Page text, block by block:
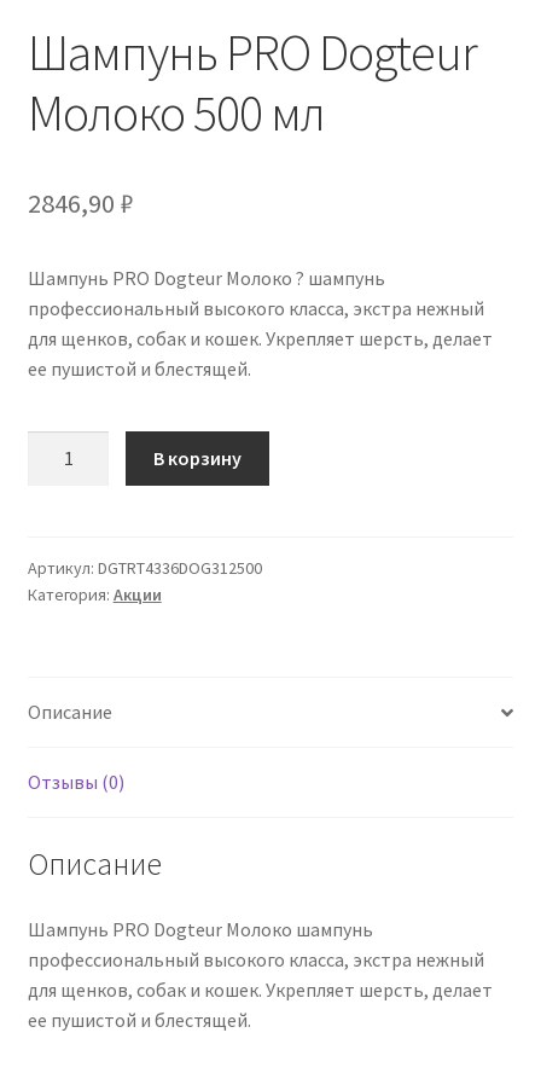
Шампунь PRO Dogteur
Молоко 500 мл
2846,90 ₽
Шампунь PRO Dogteur Молоко ? шампунь
профессиональный высокого класса, экстра нежный
для щенков, собак и кошек. Укрепляет шерсть, делает
ее пушистой и блестящей.
Dogteur
Молоко
В корзину
Артикул: DGTRT4336DOG312500
Категория: Акции
Описание
Отзывы (0)
Описание
Шампунь PRO Dogteur Молоко шампунь
профессиональный высокого класса, экстра нежный
для щенков, собак и кошек. Укрепляет шерсть, делает
ее пушистой и блестящей.